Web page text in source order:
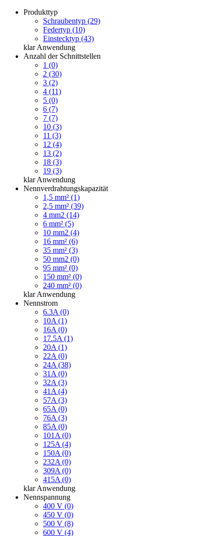
Produkttyp
Schraubentyp (29)
Federtyp (10)
Einstecktyp (43)
klar Anwendung
Anzahl der Schnittstellen
1 (0)
2 (30)
3 (2)
4 (11)
5 (0)
6 (7)
7 (7)
10 (3)
11 (3)
12 (4)
13 (2)
18 (3)
19 (3)
klar Anwendung
Nennverdrahtungskapazität
1,5 mm² (1)
2,5 mm² (39)
4 mm2 (14)
6 mm² (5)
10 mm2 (4)
16 mm² (6)
35 mm² (3)
50 mm2 (0)
95 mm² (0)
150 mm² (0)
240 mm² (0)
klar Anwendung
Nennstrom
6.3A (0)
10A (1)
16A (0)
17.5A (1)
20A (1)
22A (0)
24A (38)
31A (0)
32A (3)
41A (4)
57A (3)
65A (0)
76A (3)
85A (0)
101A (0)
125A (4)
150A (0)
232A (0)
309A (0)
415A (0)
klar Anwendung
Nennspannung
400 V (0)
450 V (0)
500 V (8)
600 V (4)